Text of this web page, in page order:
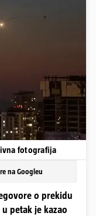
fotografija
na Googleu
o prekidu
petak je kazao